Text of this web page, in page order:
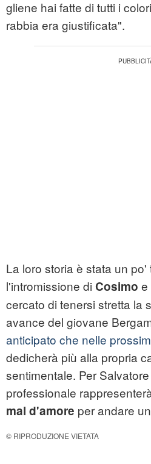
gliene hai fatte di tutti i
rabbia era giustificata".
La loro storia è stata un
l'intromissione di Cosimo e
cercato di tenersi stretta la
avance del giovane
anticipato che nelle
dedicherà più alla propria
sentimentale. Per
professionale
mal d'amore per andare
© RIPRODUZIONE VIETATA